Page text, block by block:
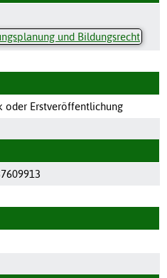
und Bildungsrecht
oder Erstveröffentlichung